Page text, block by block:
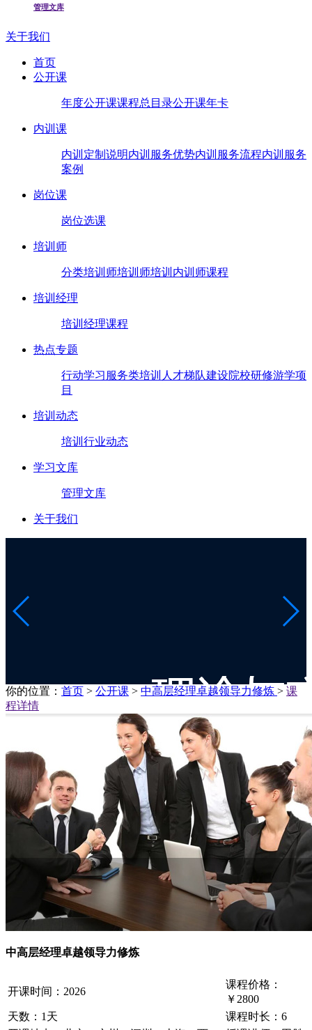
管理文库
关于我们
首页
公开课
年度公开课课程总目录公开课年卡
内训课
内训定制说明内训服务优势内训服务流程内训服务
案例
岗位课
岗位选课
培训师
分类培训师培训师培训 内训师课程
培训经理
培训经理课程
热点专题
行动学习 服务类培训 人才梯队建设院校研修游学项
目
培训动态
培训行业动态
学习文库
管理文库
关于我们
你的位置： 首页 > 公开课 > 中高层经理卓越领导力修炼 > 课
程详情
中高层经理卓越领导力修炼
开课时间： 2026
课程价格：
￥2800
天数： 1天 课程时长： 6